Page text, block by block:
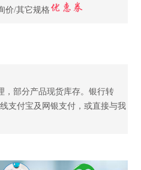
价/其它规格
，部分产品现货库存。银行转
支付宝及网银支付，或直接与我